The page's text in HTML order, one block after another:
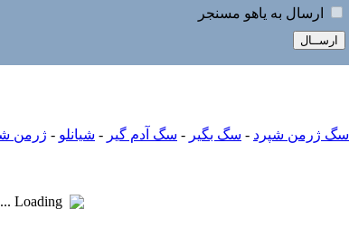
ارسال به ياهو مسنجر
سگ ژرمن شپرد - سگ بگیر - سگ آدم گیر - شیانلو - ژرمن
Loading ...